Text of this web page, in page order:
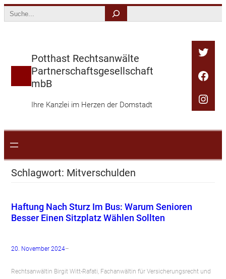
Search
Potthast Rechtsanwälte
Partnerschaftsgesellschaft
mbB
Ihre Kanzlei im Herzen der Domstadt
Schlagwort: Mitverschulden
Haftung Nach Sturz Im Bus: Warum Senioren
Besser Einen Sitzplatz Wählen Sollten
20. November 2024–
Rechtsanwältin Birgit Witt-Rafati, Fachanwältin für Versicherungsrecht und